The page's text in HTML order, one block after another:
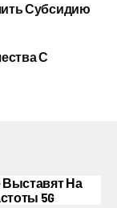
Субсидию
С
Выставят На
5G